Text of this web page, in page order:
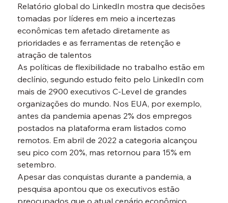
Relatório global do LinkedIn mostra que decisões
tomadas por líderes em meio a incertezas
econômicas tem afetado diretamente as
prioridades e as ferramentas de retenção e
atração de talentos
As políticas de flexibilidade no trabalho estão em
declínio, segundo estudo feito pelo LinkedIn com
mais de 2900 executivos C-Level de grandes
organizações do mundo. Nos EUA, por exemplo,
antes da pandemia apenas 2% dos empregos
postados na plataforma eram listados como
remotos. Em abril de 2022 a categoria alcançou
seu pico com 20%, mas retornou para 15% em
setembro.
Apesar das conquistas durante a pandemia, a
pesquisa apontou que os executivos estão